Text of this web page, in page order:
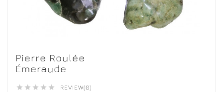
Pierre Roulée
Émeraude
     REVIEW(0)